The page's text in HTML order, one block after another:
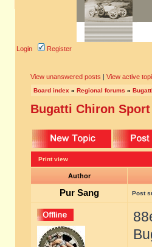
Login Register
View unanswered posts | View active
Board index » Regional forums »
Bugatti Chiron Sport
Print view
Author
Pur Sang Post